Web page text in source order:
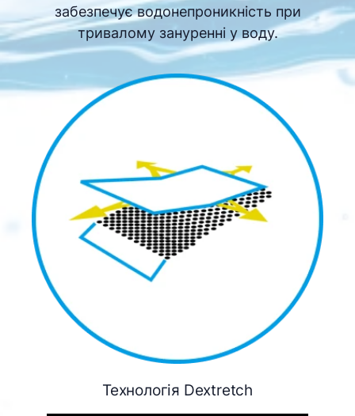
забезпечує водонепроникність при
тривалому зануренні у воду.
Технологія Dextretch